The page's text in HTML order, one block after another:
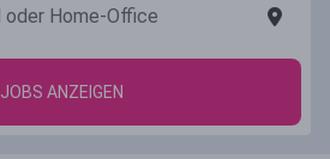
JOBS ANZEIGEN